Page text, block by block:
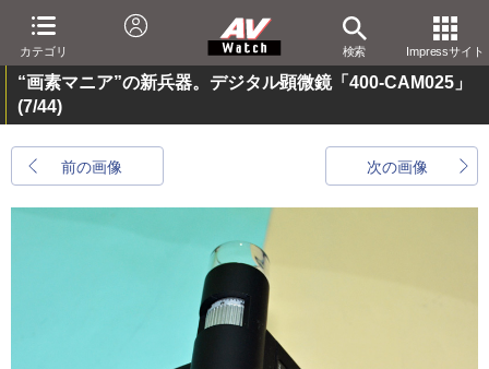
カテゴリ 検索 Impressサイト
“画素マニア”の新兵器。デジタル顕微鏡「400-CAM025」
(7/44)
前の画像 次の画像